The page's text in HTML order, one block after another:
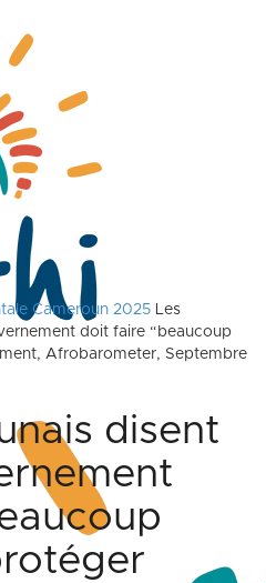
Cameroun 2025 Les
doit faire “beaucoup
Afrobarometer, Septembre
disent